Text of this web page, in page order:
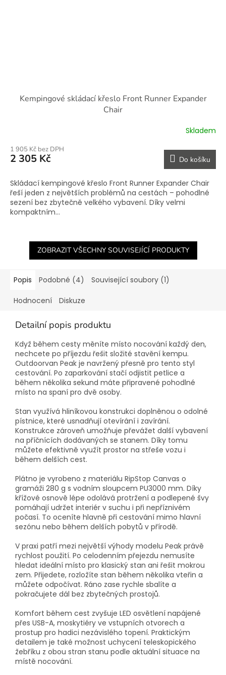
Kempingové skládací křeslo Front Runner Expander
Chair
produktu
je
z
5
hvězdiček.
Skladem
1 905 Kč bez DPH
2 305 Kč Do košíku
Skládací kempingové křeslo Front Runner Expander Chair
řeší jeden z největších problémů na cestách – pohodlné
sezení bez zbytečně velkého vybavení. Díky velmi
kompaktním...
ZOBRAZIT VŠECHNY SOUVISEJÍCÍ PRODUKTY
Popis Podobné (4) Související soubory (1)
Hodnocení Diskuze
Detailní popis produktu
Když během cesty měníte místo nocování každý den,
nechcete po příjezdu řešit složité stavění kempu.
Outdoorvan Peak je navržený přesně pro tento styl
cestování. Po zaparkování stačí odjistit petlice a
během několika sekund máte připravené pohodlné
místo na spaní pro dvě osoby.
Stan využívá hliníkovou konstrukci doplněnou o odolné
pístnice, které usnadňují otevírání i zavírání.
Konstrukce zároveň umožňuje převážet další vybavení
na příčnících dodávaných se stanem. Díky tomu
můžete efektivně využít prostor na střeše vozu i
během delších cest.
Plátno je vyrobeno z materiálu RipStop Canvas o
gramáži 280 g s vodním sloupcem PU3000 mm. Díky
křížové osnově lépe odolává protržení a podlepené švy
pomáhají udržet interiér v suchu i při nepříznivém
počasí. To oceníte hlavně při cestování mimo hlavní
sezónu nebo během delších pobytů v přírodě.
V praxi patří mezi největší výhody modelu Peak právě
rychlost použití. Po celodenním přejezdu nemusíte
hledat ideální místo pro klasický stan ani řešit mokrou
zem. Přijedete, rozložíte stan během několika vteřin a
můžete odpočívat. Ráno zase rychle sbalíte a
pokračujete dál bez zbytečných prostojů.
Komfort během cest zvyšuje LED osvětlení napájené
přes USB-A, moskytiéry ve vstupních otvorech a
prostup pro hadici nezávislého topení. Praktickým
detailem je také možnost uchycení teleskopického
žebříku z obou stran stanu podle aktuální situace na
místě nocování.